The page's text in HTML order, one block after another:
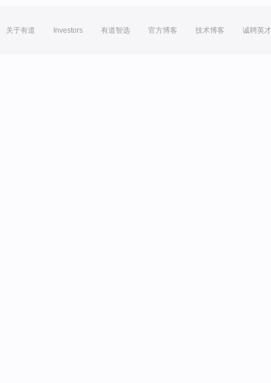
关于有道 Investors 有道智选 官方博客 技术博客 诚聘英才